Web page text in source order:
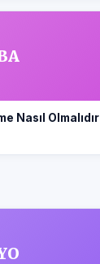
Nasıl Olmalıdır